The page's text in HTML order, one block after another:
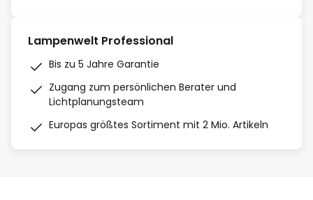
Lampenwelt Professional
Bis zu 5 Jahre Garantie
Zugang zum persönlichen Berater und
Lichtplanungsteam
Europas größtes Sortiment mit 2 Mio. Artikeln